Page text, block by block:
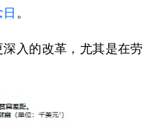
。
入的改革，尤其是在劳